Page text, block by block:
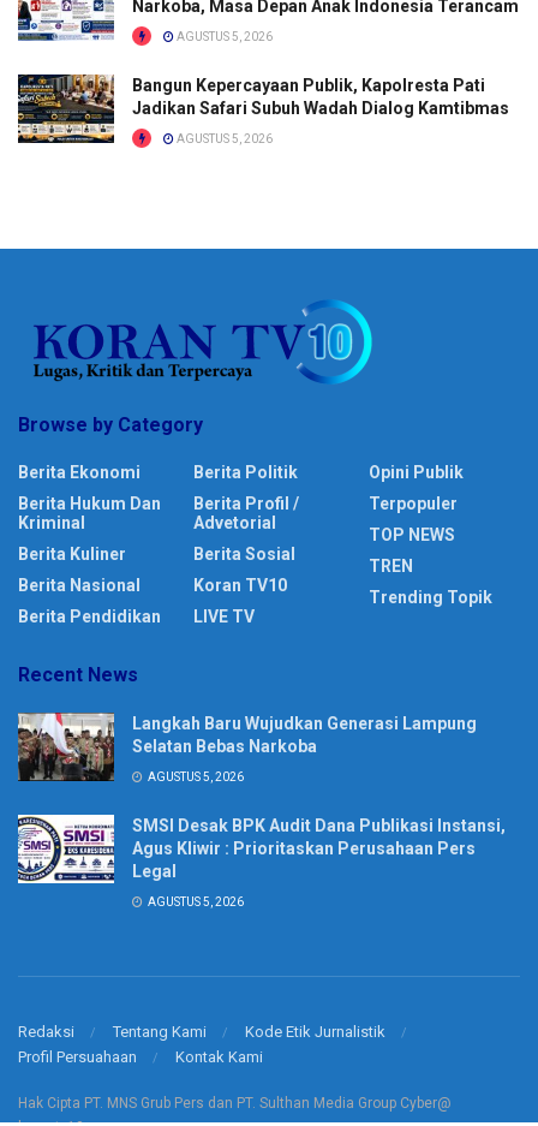
Narkoba, Masa Depan Anak Indonesia Terancam
AGUSTUS 5, 2026
Bangun Kepercayaan Publik, Kapolresta Pati
Jadikan Safari Subuh Wadah Dialog Kamtibmas
AGUSTUS 5, 2026
Browse by Category
Berita Ekonomi
Berita Hukum Dan
Kriminal
Berita Kuliner
Berita Nasional
Berita Pendidikan
Berita Politik
Berita Profil /
Advetorial
Berita Sosial
Koran TV10
LIVE TV
Opini Publik
Terpopuler
TOP NEWS
TREN
Trending Topik
Recent News
Langkah Baru Wujudkan Generasi Lampung
Selatan Bebas Narkoba
AGUSTUS 5, 2026
SMSI Desak BPK Audit Dana Publikasi Instansi,
Agus Kliwir : Prioritaskan Perusahaan Pers
Legal
AGUSTUS 5, 2026
Redaksi Tentang Kami
Kode Etik Jurnalistik
Profil Persuahaan
Kontak Kami
Hak Cipta PT. MNS Grub Pers dan PT. Sulthan Media Group Cyber@